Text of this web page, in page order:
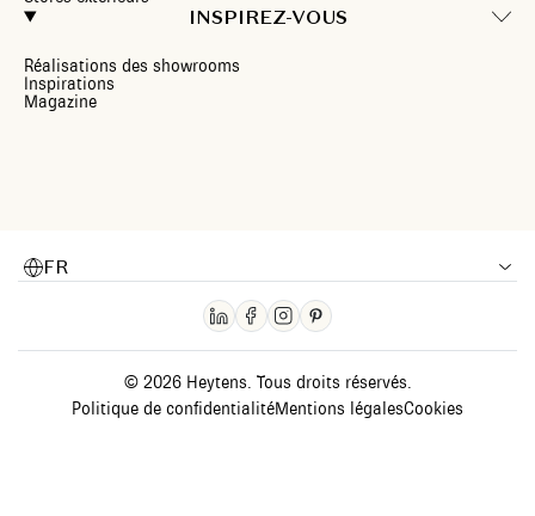
INSPIREZ-VOUS
Réalisations des showrooms
Inspirations
Magazine
FR
© 2026 Heytens. Tous droits réservés.
Politique de confidentialitéMentions légalesCookies